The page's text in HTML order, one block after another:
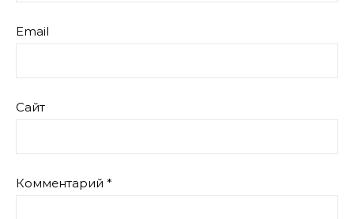
Email
Сайт
Комментарий *